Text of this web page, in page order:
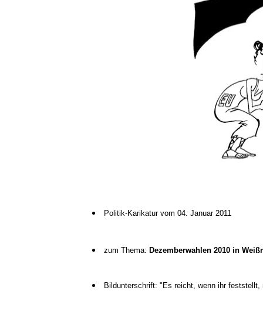
Politik-Karikatur vom 04. Januar 2011
zum Thema: Dezemberwahlen 2010 in
Bildunterschrift: "Es reicht, wenn ihr